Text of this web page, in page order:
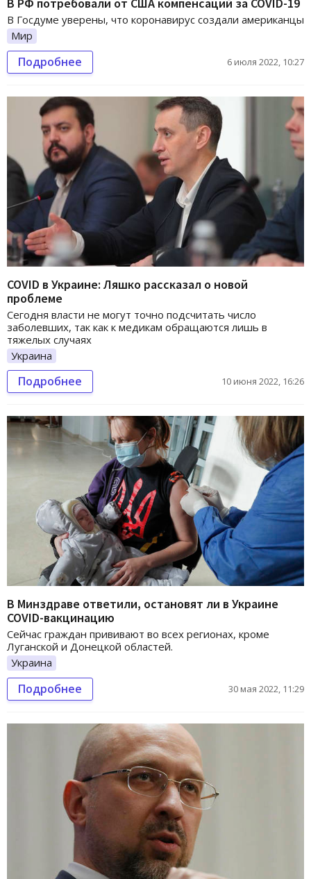
В РФ потребовали от США компенсаций за COVID-19
В Госдуме уверены, что коронавирус создали американцы
Мир
Подробнее 6 июля 2022, 10:27
COVID в Украине: Ляшко рассказал о новой
проблеме
Сегодня власти не могут точно подсчитать число
заболевших, так как к медикам обращаются лишь в
тяжелых случаях
Украина
Подробнее 10 июня 2022, 16:26
В Минздраве ответили, остановят ли в Украине
COVID-вакцинацию
Сейчас граждан прививают во всех регионах, кроме
Луганской и Донецкой областей.
Украина
Подробнее 30 мая 2022, 11:29